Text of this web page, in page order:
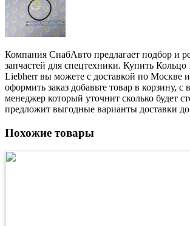
Компания СнабАвто предлагает подбор и
запчастей для спецтехники. Купить Кольцо
Liebherr вы можете с доставкой по Москве
оформить заказ добавьте товар в корзину, с
менеджер который уточнит сколько будет
предложит выгодные варианты доставки
Похожие товары